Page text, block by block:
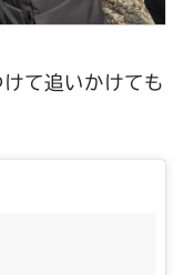
て追いかけても